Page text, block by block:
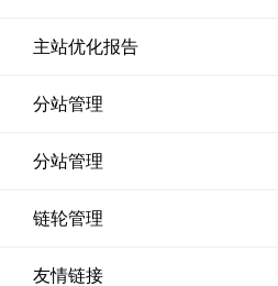
主站优化报告
分站管理
分站管理
链轮管理
友情链接